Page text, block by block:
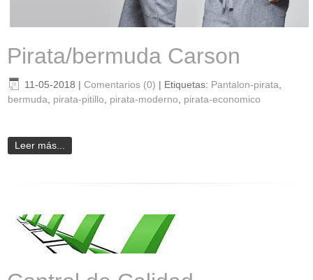
Pirata/bermuda Carson
11-05-2018 | Comentarios (0) | Etiquetas: Pantalon-pirata
bermuda
pirata-pitillo pirata-moderno pirata-economico
Leer más...